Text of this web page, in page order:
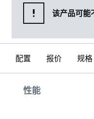
该产品可能
配置 报价 规格
性能